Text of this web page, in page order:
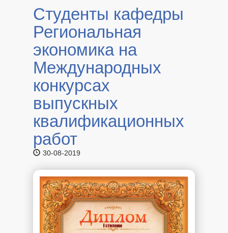
Студенты кафедры
Региональная
экономика на
Международных
конкурсах
выпускных
квалификационных
работ
30-08-2019